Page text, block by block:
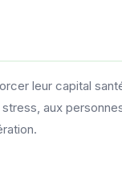
leur capital
aux